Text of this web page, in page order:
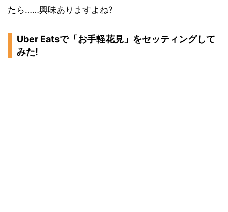
たら……興味ありますよね?
Uber Eatsで「お手軽花見」をセッティングして
みた!